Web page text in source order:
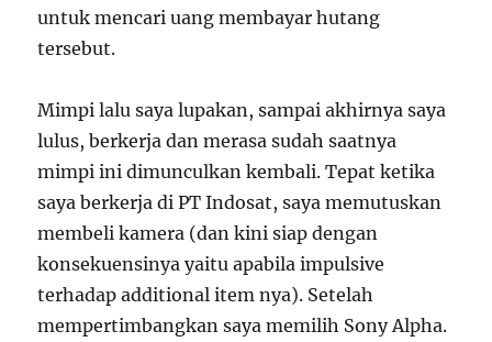
untuk mencari uang membayar hutang
tersebut.
Mimpi lalu saya lupakan, sampai akhirnya saya
lulus, berkerja dan merasa sudah saatnya
mimpi ini dimunculkan kembali. Tepat ketika
saya berkerja di PT Indosat, saya memutuskan
membeli kamera (dan kini siap dengan
konsekuensinya yaitu apabila impulsive
terhadap additional item nya). Setelah
mempertimbangkan saya memilih Sony Alpha.